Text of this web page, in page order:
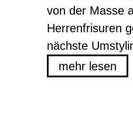
von der Masse
Herrenfrisuren
nächste
mehr lesen